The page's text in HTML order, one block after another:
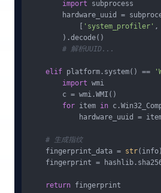
import subprocess
hardware_uuid =
'system_profiler' ,
        ).decode()
# 解析UUID...
elif platform.system() ==
import wmi
        c = wmi.WMI()
for item in
hardware_uuid =
# 生成指纹
    fingerprint_data =
str(info)
fingerprint =
return